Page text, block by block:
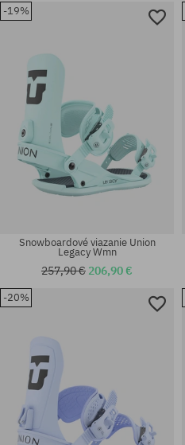
Dostupné veľkosti:
-19%
Snowboardové viazanie Union
Legacy Wmn
257,90 € 206,90 €
-20%